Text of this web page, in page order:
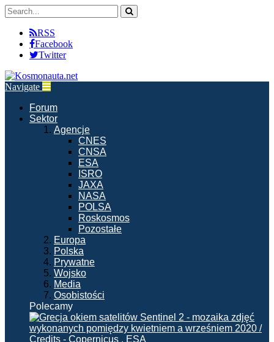
RSS
Facebook
Twitter
Navigate
Forum
Sektor
Agencje
CNES
CNSA
ESA
ISRO
JAXA
NASA
POLSA
Roskosmos
Pozostałe
Europa
Polska
Prywatne
Wojsko
Media
Osobistości
Polecamy